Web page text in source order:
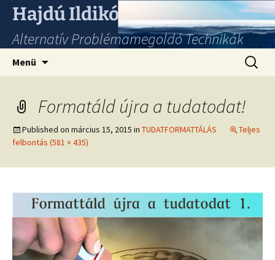
Hajdú Ildikó
Alternatív Problémamegoldó Technikák
Menü
Formatáld újra a tudatodat!
Published on március 15, 2015 in TUDATFORMATTÁLÁS
Teljes
felbontás (581 × 435)